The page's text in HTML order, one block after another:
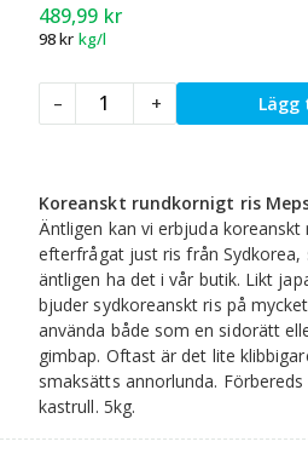
489,99 kr
98kr kg/l
–
Koreanskt
rundkornigt
5kg
mängd
+ Lägg
Koreanskt rundkornigt ris
Äntligen kan vi erbjuda koreanskt
efterfrågat just ris från Sydkorea,
äntligen ha det i vår butik. Likt
bjuder sydkoreanskt ris på
använda både som en sidorätt
gimbap. Oftast är det lite
smaksätts annorlunda.
kastrull. 5kg.